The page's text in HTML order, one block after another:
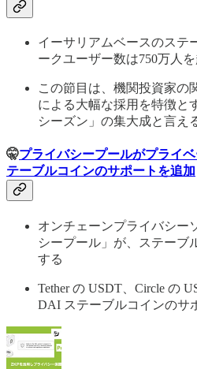
イーサリアムベースのステ
ークユーザー数は750万人
この節目は、機関投資家の
による大幅な採用を特徴と
シーズン」の集大成と言え
🤫プライバシープールがプライ
テーブルコインのサポートを追加
オンチェーンプライバシー
シープール」が、ステーブ
する
Tether の USDT、Circle の
DAI ステーブルコインのサ